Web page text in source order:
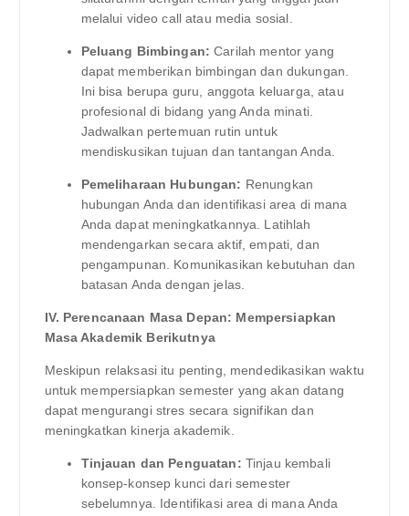
melalui video call atau media sosial.
Peluang Bimbingan: Carilah mentor yang
dapat memberikan bimbingan dan dukungan.
Ini bisa berupa guru, anggota keluarga, atau
profesional di bidang yang Anda minati.
Jadwalkan pertemuan rutin untuk
mendiskusikan tujuan dan tantangan Anda.
Pemeliharaan Hubungan: Renungkan
hubungan Anda dan identifikasi area di mana
Anda dapat meningkatkannya. Latihlah
mendengarkan secara aktif, empati, dan
pengampunan. Komunikasikan kebutuhan dan
batasan Anda dengan jelas.
IV. Perencanaan Masa Depan: Mempersiapkan
Masa Akademik Berikutnya
Meskipun relaksasi itu penting, mendedikasikan waktu
untuk mempersiapkan semester yang akan datang
dapat mengurangi stres secara signifikan dan
meningkatkan kinerja akademik.
Tinjauan dan Penguatan: Tinjau kembali
konsep-konsep kunci dari semester
sebelumnya. Identifikasi area di mana Anda